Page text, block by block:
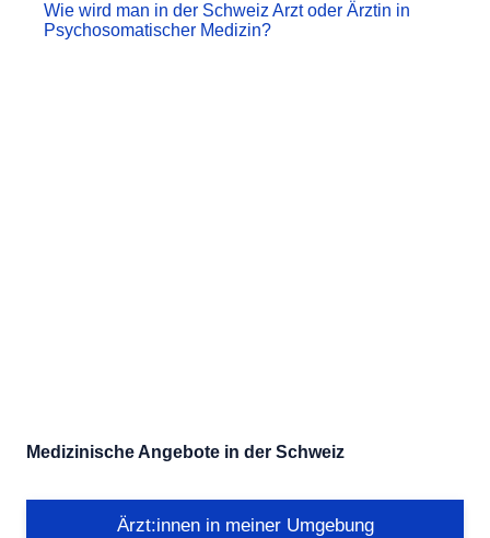
Wie wird man in der Schweiz Arzt oder Ärztin in
Psychosomatischer Medizin?
Medizinische Angebote in der Schweiz
Ärzt:innen in meiner Umgebung